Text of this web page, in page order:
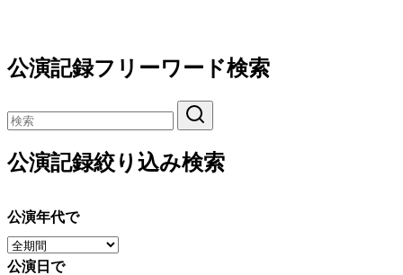
公演記録フリーワード検索
公演記録絞り込み検索
公演年代で
公演日で